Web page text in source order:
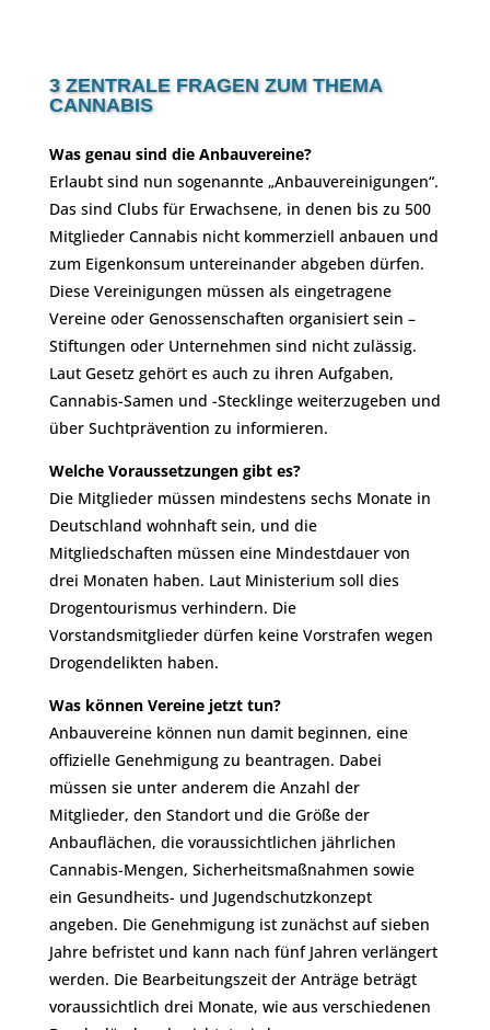
3 ZENTRALE FRAGEN ZUM THEMA
CANNABIS
Was genau sind die Anbauvereine?
Erlaubt sind nun sogenannte „Anbauvereinigungen“.
Das sind Clubs für Erwachsene, in denen bis zu 500
Mitglieder Cannabis nicht kommerziell anbauen und
zum Eigenkonsum untereinander abgeben dürfen.
Diese Vereinigungen müssen als eingetragene
Vereine oder Genossenschaften organisiert sein –
Stiftungen oder Unternehmen sind nicht zulässig.
Laut Gesetz gehört es auch zu ihren Aufgaben,
Cannabis-Samen und -Stecklinge weiterzugeben und
über Suchtprävention zu informieren.
Welche Voraussetzungen gibt es?
Die Mitglieder müssen mindestens sechs Monate in
Deutschland wohnhaft sein, und die
Mitgliedschaften müssen eine Mindestdauer von
drei Monaten haben. Laut Ministerium soll dies
Drogentourismus verhindern. Die
Vorstandsmitglieder dürfen keine Vorstrafen wegen
Drogendelikten haben.
Was können Vereine jetzt tun?
Anbauvereine können nun damit beginnen, eine
offizielle Genehmigung zu beantragen. Dabei
müssen sie unter anderem die Anzahl der
Mitglieder, den Standort und die Größe der
Anbauflächen, die voraussichtlichen jährlichen
Cannabis-Mengen, Sicherheitsmaßnahmen sowie
ein Gesundheits- und Jugendschutzkonzept
angeben. Die Genehmigung ist zunächst auf sieben
Jahre befristet und kann nach fünf Jahren verlängert
werden. Die Bearbeitungszeit der Anträge beträgt
voraussichtlich drei Monate, wie aus verschiedenen